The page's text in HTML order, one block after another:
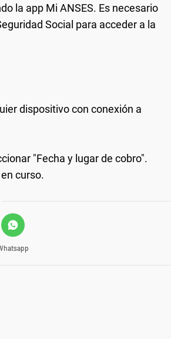
la app Mi ANSES. Es necesario
Social para acceder a la
dispositivo con conexión a
"Fecha y lugar de cobro".
curso.